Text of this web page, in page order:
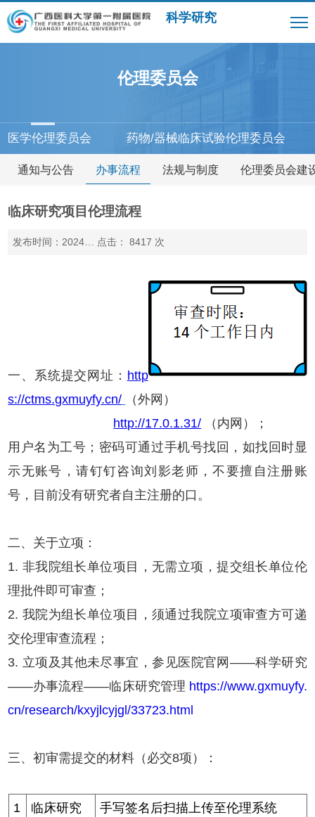
科学研究
伦理委员会
医学伦理委员会 药物/器械临床试验伦理委员会
通知与公告 办事流程 法规与制度 伦理委员会建
临床研究项目伦理流程
点击：8417 次
一、系统提交网址： http
s://ctms.gxmuyfy.cn/
（外网）
http://17.0.1.31/ （内网）；
用户名为工号；密码可通过手机号找回，如找回时显
示无账号，请钉钉咨询刘影老师，不要擅自注册账
号，目前没有研究者自主注册的口。
二、关于立项：
1. 非我院组长单位项目，无需立项，提交组长单位伦
理批件即可审查；
2. 我院为组长单位项目，须通过我院立项审查方可递
交伦理审查流程；
3. 立项及其他未尽事宜，参见医院官网——科学研究
——办事流程——临床研究管理 https://www.gxmuyfy.
cn/research/kxyjlcyjgl/33723.html
三、初审需提交的材料（必交8项）：
1
临床研究
手写签名后扫描上传至伦理系统